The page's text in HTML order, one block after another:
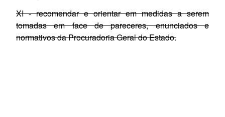
XI - recomendar e orientar em medidas a serem
tomadas em face de pareceres, enunciados e
normativos da Procuradoria Geral do Estado.